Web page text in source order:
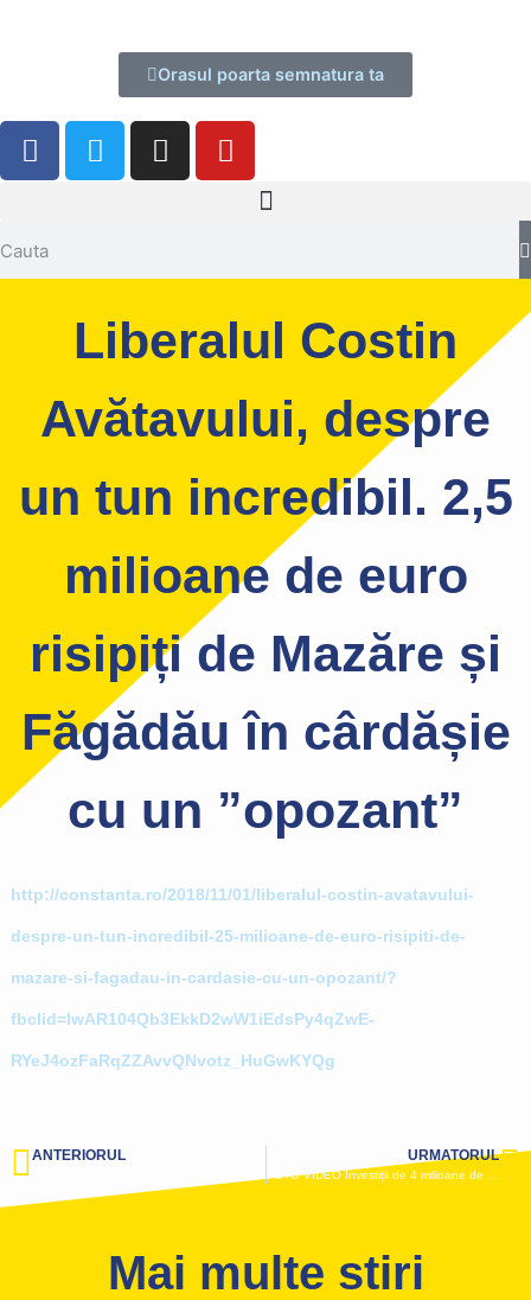
Orasul poarta semnatura ta
Liberalul Costin
Avătavului, despre
un tun incredibil. 2,5
milioane de euro
risipiți de Mazăre și
Făgădău în cârdășie
cu un ”opozant”
http://constanta.ro/2018/11/01/liberalul-costin-avatavului-
despre-un-tun-incredibil-25-milioane-de-euro-risipiti-de-
mazare-si-fagadau-in-cardasie-cu-un-opozant/?
fbclid=IwAR104Qb3EkkD2wW1iEdsPy4qZwE-
RYeJ4ozFaRqZZAvvQNvotz_HuGwKYQg
ANTERIORUL URMATORUL
Mai multe stiri